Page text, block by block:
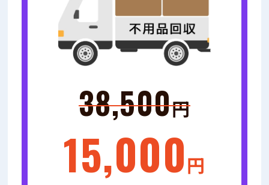
38,500円
15,000円